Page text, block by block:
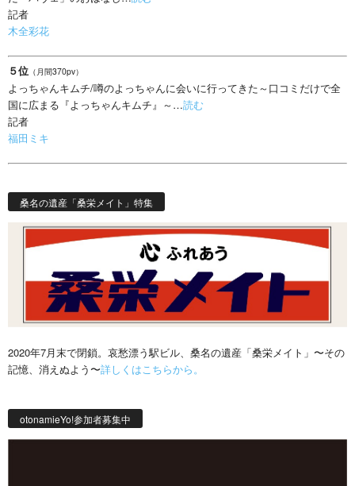
記者
木全彩花
５位 （月間370pv）
よっちゃんキムチ/噂のよっちゃんに会いに行ってきた～口コミだけで全
国に広まる『よっちゃんキムチ』～…読む
記者
福田ミキ
桑名の遺産「桑栄メイト」特集
2020年7月末で閉鎖。哀愁漂う駅ビル、桑名の遺産「桑栄メイト」〜その
記憶、消えぬよう〜詳しくはこちらから。
otonamieYo!参加者募集中